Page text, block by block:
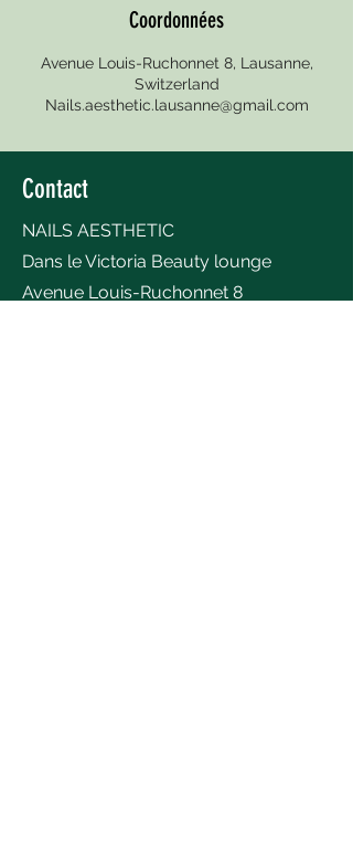
Coordonnées
Avenue Louis-Ruchonnet 8, Lausanne,
Switzerland
Nails.aesthetic.lausanne@gmail.com
Contact
NAILS AESTHETIC
Dans le Victoria Beauty lounge
Avenue Louis-Ruchonnet 8